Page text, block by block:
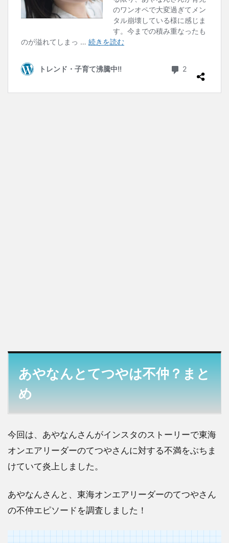
あやなんとてつやは不仲？まと
め
今回は、あやなんさんがインスタのストーリーで東海
オンエアリーダーのてつやさんに対する不満をぶちま
けていて炎上しました。
あやなんさんと、東海オンエアリーダーのてつやさん
の不仲エピソードを調査しました！